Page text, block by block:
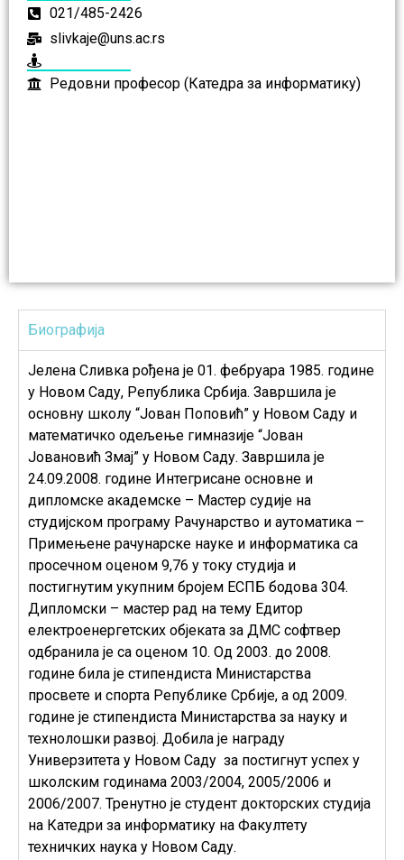
021/485-2426
slivkaje@uns.ac.rs
Редовни професор (Катедра за информатику)
Биографија
Јелена Сливка рођена је 01. фебруара 1985. године
у Новом Саду, Република Србија. Завршила је
основну школу “Јован Поповић” у Новом Саду и
математичко одељење гимназије “Јован
Јовановић Змај” у Новом Саду. Завршила је
24.09.2008. године Интегрисане основне и
дипломске академске – Мастер судије на
студијском програму Рачунарство и аутоматика –
Примењене рачунарске науке и информатика са
просечном оценом 9,76 у току студија и
постигнутим укупним бројем ЕСПБ бодова 304.
Дипломски – мастер рад на тему Едитор
електроенергетских објеката за ДМС софтвер
одбранила је са оценом 10. Од 2003. до 2008.
године била је стипендиста Министарства
просвете и спорта Републике Србије, а од 2009.
године је стипендиста Министарства за науку и
технолошки развој. Добила је награду
Универзитета у Новом Саду за постигнут успех у
школским годинама 2003/2004, 2005/2006 и
2006/2007. Тренутно је студент докторских студија
на Катедри за информатику на Факултету
техничких наука у Новом Саду.